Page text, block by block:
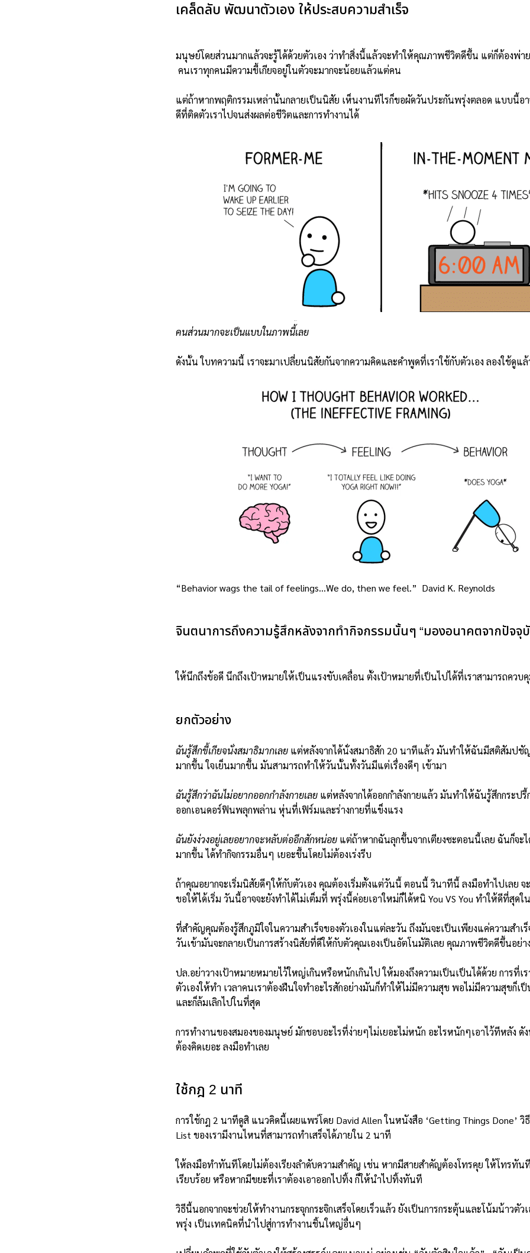
เคล็ดลับ พัฒนาตัวเอง ให้ประสบความสำเร็จ
มนุษย์โดยส่วนมากแล้วจะรู้ได้ด้วยตัวเอง ว่าทำสิ่งนี้แล้วจะทำให้คุณภาพชีวิตดีขึ้น แต่ก็ต้องพ่า
คนเราทุกคนมีความขี้เกียจอยู่ในตัวจะมากจะน้อยแล้วแต่คน
แต่ถ้าหากพฤติกรรมเหล่านั้นกลายเป็นนิสัย เห็นงานทีไรก็ขอผัดวันประกันพรุ่งตลอด แบบนี้อ
ดีที่ติดตัวเราไปจนส่งผลต่อชีวิตและการทำงานได้
คนส่วนมากจะเป็นแบบในภาพนี้เลย
ดังนั้น ใบทความนี้ เราจะมาเปลี่ยนนิสัยกันจากความคิดและคำพูดที่เราใช้กับตัวเอง ลองใช้ดูแ
“Behavior wags the tail of feelings…We do, then we feel.” David K. Reynolds
จินตนาการถึงความรู้สึกหลังจากทำกิจกรรมนั้นๆ “มองอนาคตจากปัจจุ
ให้นึกถึงข้อดี นึกถึงเป้าหมายให้เป็นแรงขับเคลื่อน ตั้งเป้าหมายที่เป็นไปได้ที่เราสามารถควบ
ยกตัวอย่าง
ฉันรู้สึกขี้เกียจนั่งสมาธิมากเลย แต่หลังจากได้นั่งสมาธิสัก 20 นาทีแล้ว มันทำให้ฉันมีสติสัมปชั
มากขึ้น ใจเย็นมากขึ้น มันสามารถทำให้วันนั้นทั้งวันมีแต่เรื่องดีๆ เข้ามา
ฉันรู้สึกว่าฉันไม่อยากออกกำลังกายเลย แต่หลังจากได้ออกกำลังกายแล้ว มันทำให้ฉันรู้สึกกระปรี้
ออกเอนดอร์ฟินพลุกพล่าน หุ่นที่เฟิร์มและร่างกายที่แข็งแรง
ฉันยังง่วงอยู่เลยอยากจะหลับต่ออีกสักหน่อย แต่ถ้าหากฉันลุกขึ้นจากเตียงซะตอนนี้เลย ฉันก็จะ
มากขึ้น ได้ทำกิจกรรมอื่นๆ เยอะขึ้นโดยไม่ต้องเร่งรีบ
ถ้าคุณอยากจะเริ่มนิสัยดีๆให้กับตัวเอง คุณต้องเริ่มตั้งแต่วันนี้ ตอนนี้ วินาทีนี้ ลงมือทำไปเลย จ
ขอให้ได้เริ่ม วันนี้อาจจะยังทำได้ไม่เต็มที่ พรุ่งนี้ค่อยเอาใหม่ก็ได้หนิ You VS You ทำให้ดีที่สุด
ที่สำคัญคุณต้องรู้สึกภูมิใจในความสำเร็จของตัวเองในแต่ละวัน ถึงมันจะเป็นเพียงแค่ความสำ
วันเข้ามันจะกลายเป็นการสร้างนิสัยที่ดีให้กับตัวคุณเองเป็นอัตโนมัติเลย คุณภาพชีวิตดีขึ้นอย่า
ปล.อย่าวางเป้าหมายหมายไว้ใหญ่เกินหรือหนักเกินไป ให้มองถึงความเป็นเป็นได้ด้วย การที่เ
ตัวเองให้ทำ เวลาคนเราต้องฝืนใจทำอะไรสักอย่างมันก็ทำให้ไม่มีความสุข พอไม่มีความสุขก็เ
และก็ล้มเลิกไปในที่สุด
การทำงานของสมองของมนุษย์ มักชอบอะไรที่ง่ายๆไม่เยอะไม่หนัก อะไรหนักๆเอาไว้ทีหลัง ดั
ต้องคิดเยอะ ลงมือทำเลย
ใช้กฎ 2 นาที
การใช้กฎ 2 นาทีดูสิ แนวคิดนี้เผยแพร่โดย David Allen ในหนังสือ ‘Getting Things Done’ วิ
List ของเรามีงานไหนที่สามารถทำเสร็จได้ภายใน 2 นาที
ให้ลงมือทำทันทีโดยไม่ต้องเรียงลำดับความสำคัญ เช่น หากมีสายสำคัญต้องโทรคุย ให้โทรทัน
เรียบร้อย หรือหากมีขยะที่เราต้องเอาออกไปทิ้ง ก็ให้นำไปทิ้งทันที
วิธีนี้นอกจากจะช่วยให้ทำงานกระจุกกระจิกเสร็จโดยเร็วแล้ว ยังเป็นการกระตุ้นและโน้มน้าวตัว
พรุ่ง เป็นเทคนิคที่นำไปสู่การทำงานชิ้นใหญ่อื่นๆ